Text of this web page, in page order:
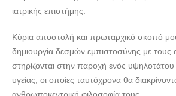
ιατρικής επιστήμης.
Κύρια αποστολή και πρωταρχικό σκοπό
δημιουργία δεσμών εμπιστοσύνης με τους
στηρίζονται στην παροχή ενός
υγείας, οι οποίες ταυτόχρονα θα
ανθρωποκεντρική φιλοσοφία τους.